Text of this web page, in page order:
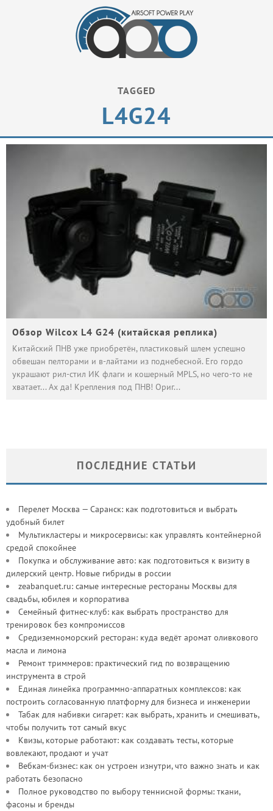
TAGGED
L4G24
Обзор Wilcox L4 G24 (китайская реплика)
Китайский ПНВ уже приобретён, пластиковый шлем успешно
обвешан пелторами и в-лайтами из поднебесной. Его гордо
украшают рил-стил ИК флаги и кошерный MPLS, но чего-то не
хватает... Ах да! Крепления под ПНВ! Ориг...
ПОСЛЕДНИЕ СТАТЬИ
Перелет Москва — Саранск: как подготовиться и выбрать
удобный билет
Мультикластеры и микросервисы: как управлять контейнерной
средой спокойнее
Покупка и обслуживание авто: как подготовиться к визиту в
дилерский центр. Новые гибриды в россии
zeabanquet.ru: самые интересные рестораны Москвы для
свадьбы, юбилея и корпоратива
Семейный фитнес-клуб: как выбрать пространство для
тренировок без компромиссов
Средиземноморский ресторан: куда ведёт аромат оливкового
масла и лимона
Ремонт триммеров: практический гид по возвращению
инструмента в строй
Единая линейка программно-аппаратных комплексов: как
построить согласованную платформу для бизнеса и инженерии
Табак для набивки сигарет: как выбрать, хранить и смешивать,
чтобы получить тот самый вкус
Квизы, которые работают: как создавать тесты, которые
вовлекают, продают и учат
Вебкам-бизнес: как он устроен изнутри, что важно знать и как
работать безопасно
Полное руководство по выбору теннисной формы: ткани,
фасоны и бренды